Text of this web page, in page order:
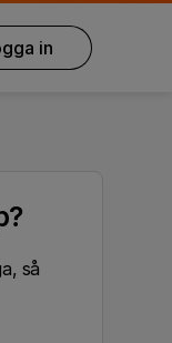
in
så